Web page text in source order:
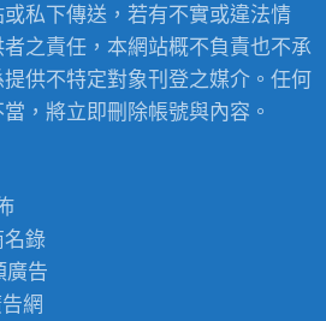
私下傳送，若有不實或違法情
之責任，本網站概不負責也不承
供不特定對象刊登之媒介。任何
，將立即刪除帳號與內容。
錄
廣告
網